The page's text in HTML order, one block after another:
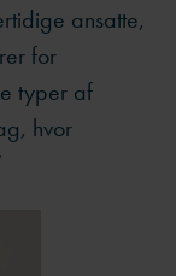
ansatte,
for
typer af
hvor